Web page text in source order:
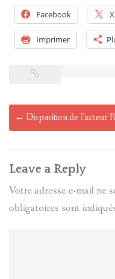
Facebook X
Imprimer
Post
navigation
← Disparition de l’acteur
Leave a Reply
Votre adresse e-mail ne
obligatoires sont